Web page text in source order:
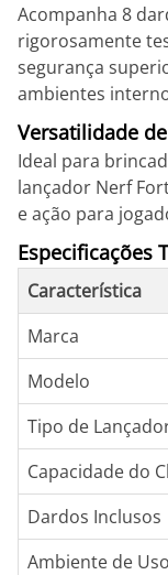
Acompanha 8
rigorosamente
segurança
ambientes
Versatilidade
Ideal para
lançador Nerf
e ação para
Especificações
Característica
Marca
Modelo
Tipo de
Capacidade do
Dardos Inclusos
Ambiente de Uso